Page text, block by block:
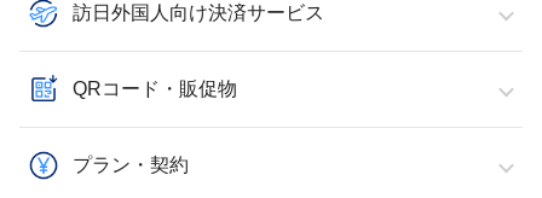
訪日外国人向け決済サービス
QRコード・販促物
プラン・契約